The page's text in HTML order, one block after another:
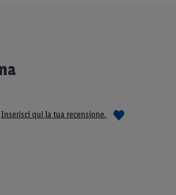
Inserisci qui la tua recensione.